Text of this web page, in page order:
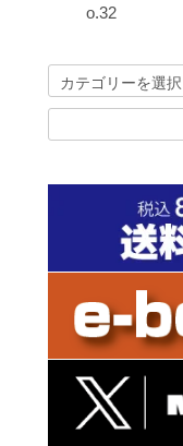
o.32